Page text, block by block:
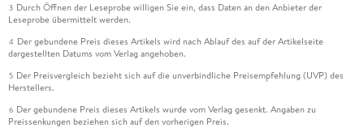
3 Durch Öffnen der Leseprobe willigen Sie ein, dass Daten an den Anbieter der
Leseprobe übermittelt werden.
4 Der gebundene Preis dieses Artikels wird nach Ablauf des auf der Artikelseite
dargestellten Datums vom Verlag angehoben.
5 Der Preisvergleich bezieht sich auf die unverbindliche Preisempfehlung (UVP) des
Herstellers.
6 Der gebundene Preis dieses Artikels wurde vom Verlag gesenkt. Angaben zu
Preissenkungen beziehen sich auf den vorherigen Preis.